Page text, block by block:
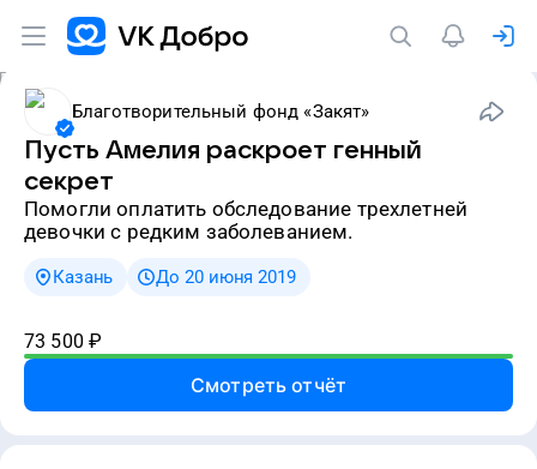
Благотворительный фонд «Закят»
Пусть Амелия раскроет генный
секрет
Помогли оплатить обследование трехлетней
девочки с редким заболеванием.
Казань До 20 июня 2019
73 500 ₽
Смотреть отчёт